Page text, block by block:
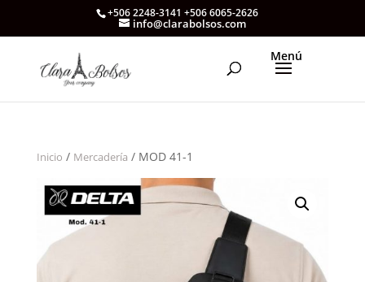
+506 2248-3141 +506 6065-2626
info@clarabolsos.com
Inicio / Mercadería / MOD 41-1